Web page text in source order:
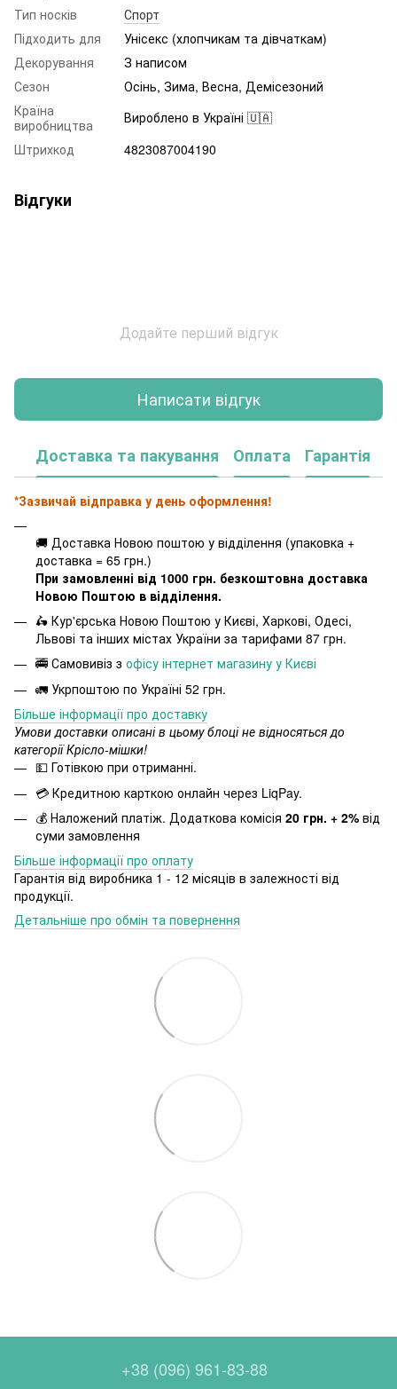
Тип носків
Спорт
Підходить для
Унісекс (хлопчикам та дівчаткам)
Декорування
З написом
Сезон
Осінь, Зима, Весна, Демісезоний
Країна
виробництва
Вироблено в Україні 🇺🇦
Штрихкод
4823087004190
Відгуки
Додайте перший відгук
Написати відгук
Доставка та пакування Оплата Гарантія
*Зазвичай відправка у день оформлення!
🚚 Доставка Новою поштою у відділення (упаковка +
доставка = 65 грн.)
При замовленні від 1000 грн. безкоштовна доставка
Новою Поштою в відділення.
🛵 Кур'єрська Новою Поштою у Києві, Харкові, Одесі,
Львові та інших містах України за тарифами 87 грн.
🚎 Самовивіз з офісу інтернет магазину у Києві
🚛 Укрпоштою по Україні 52 грн.
Більше інформації про доставку
Умови доставки описані в цьому блоці не відносяться до
категорії Крісло-мішки!
💵 Готівкою при отриманні.
💳 Кредитною карткою онлайн через LiqPay.
💰 Наложений платіж. Додаткова комісія 20 грн. + 2% від
суми замовлення
Більше інформації про оплату
Гарантія від виробника 1 - 12 місяців в залежності від
продукції.
Детальніше про обмін та повернення
+38 (096) 961-83-88